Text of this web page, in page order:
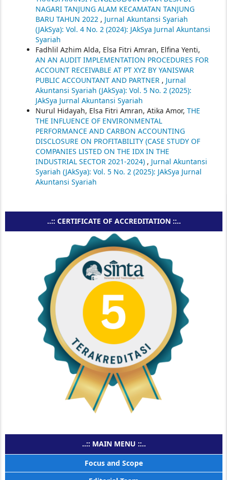
NAGARI TANJUNG ALAM KECAMATAN TANJUNG
BARU TAHUN 2022 , Jurnal Akuntansi Syariah
(JAkSya): Vol. 4 No. 2 (2024): JAkSya Jurnal Akuntansi
Syariah
Fadhlil Azhim Alda, Elsa Fitri Amran, Elfina Yenti,
AN AN AUDIT IMPLEMENTATION PROCEDURES FOR
ACCOUNT RECEIVABLE AT PT XYZ BY YANISWAR
PUBLIC ACCOUNTANT AND PARTNER , Jurnal
Akuntansi Syariah (JAkSya): Vol. 5 No. 2 (2025):
JAkSya Jurnal Akuntansi Syariah
Nurul Hidayah, Elsa Fitri Amran, Atika Amor, THE
THE INFLUENCE OF ENVIRONMENTAL
PERFORMANCE AND CARBON ACCOUNTING
DISCLOSURE ON PROFITABILITY (CASE STUDY OF
COMPANIES LISTED ON THE IDX IN THE
INDUSTRIAL SECTOR 2021-2024) , Jurnal Akuntansi
Syariah (JAkSya): Vol. 5 No. 2 (2025): JAkSya Jurnal
Akuntansi Syariah
..:: CERTIFICATE OF ACCREDITATION ::..
..:: MAIN MENU ::..
Focus and Scope